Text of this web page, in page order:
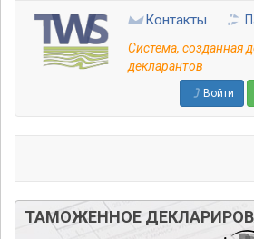
основному
содержанию
Контакты
Система, созданная
декларантов
Войти
ТАМОЖЕННОЕ